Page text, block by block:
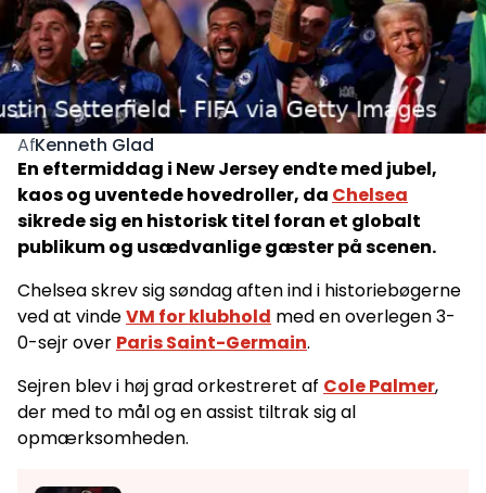
AfKenneth Glad
En eftermiddag i New Jersey endte med jubel,
kaos og uventede hovedroller, da Chelsea
sikrede sig en historisk titel foran et globalt
publikum og usædvanlige gæster på scenen.
Chelsea skrev sig søndag aften ind i historiebøgerne
ved at vindeVM for klubhold med en overlegen 3-
0-sejr over Paris Saint-Germain.
Sejren blev i høj grad orkestreret af Cole Palmer,
der med to mål og en assist tiltrak sig al
opmærksomheden.